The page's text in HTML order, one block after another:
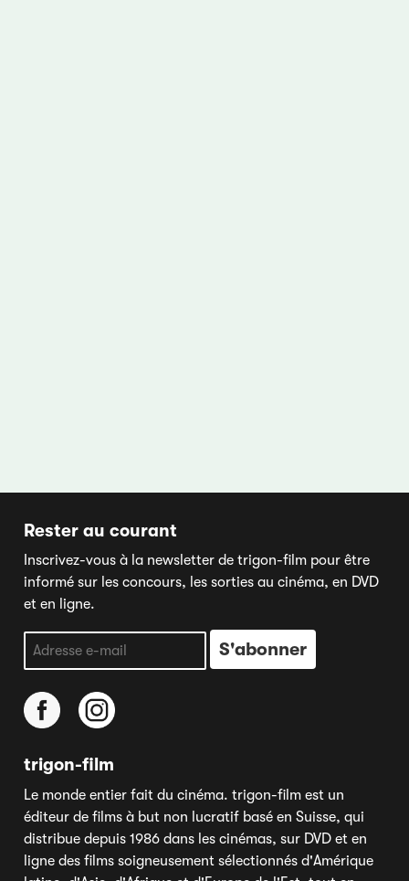
Rester au courant
Inscrivez-vous à la newsletter de trigon-film pour être
informé sur les concours, les sorties au cinéma, en DVD
et en ligne.
trigon-film
Le monde entier fait du cinéma. trigon-film est un
éditeur de films à but non lucratif basé en Suisse, qui
distribue depuis 1986 dans les cinémas, sur DVD et en
ligne des films soigneusement sélectionnés d'Amérique